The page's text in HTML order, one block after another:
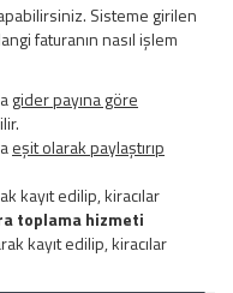
Sisteme girilen
faturanın nasıl işlem
gider payına göre
eşit olarak paylaştırıp
kayıt edilip, kiracılar
toplama hizmeti
kayıt edilip, kiracılar